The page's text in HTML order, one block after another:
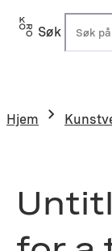
Hopp
Søk
Hjem